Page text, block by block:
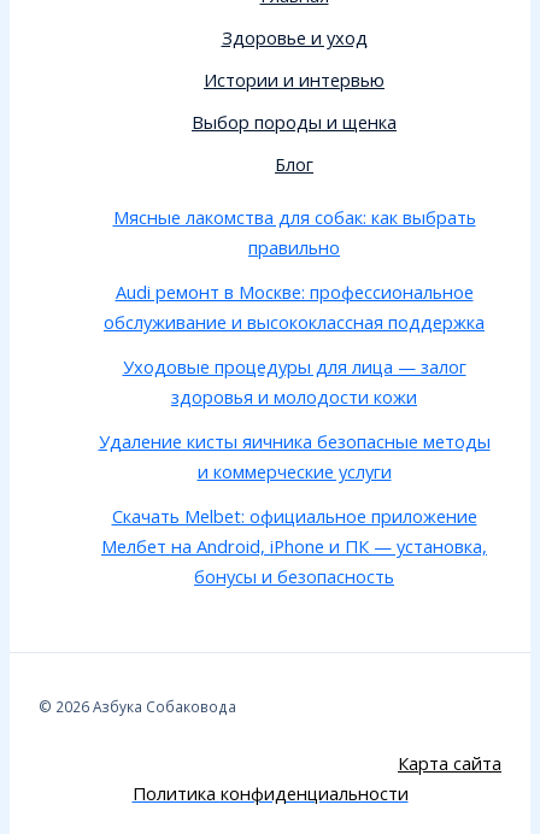
Здоровье и уход
Истории и интервью
Выбор породы и щенка
Блог
Мясные лакомства для собак: как выбрать
правильно
Audi ремонт в Москве: профессиональное
обслуживание и высококлассная поддержка
Уходовые процедуры для лица — залог
здоровья и молодости кожи
Удаление кисты яичника безопасные методы
и коммерческие услуги
Скачать Melbet: официальное приложение
Мелбет на Android, iPhone и ПК — установка,
бонусы и безопасность
© 2026 Азбука Собаковода
Карта сайта
Политика конфиденциальности